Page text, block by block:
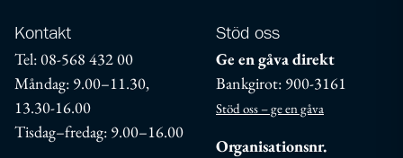
Kontakt
Tel: 08-568 432 00
Måndag: 9.00–11.30,
13.30-16.00
Tisdag–fredag: 9.00–16.00
Stöd oss
Ge en gåva direkt
Bankgirot: 900-3161
Stöd oss – ge en gåva
Organisationsnr.